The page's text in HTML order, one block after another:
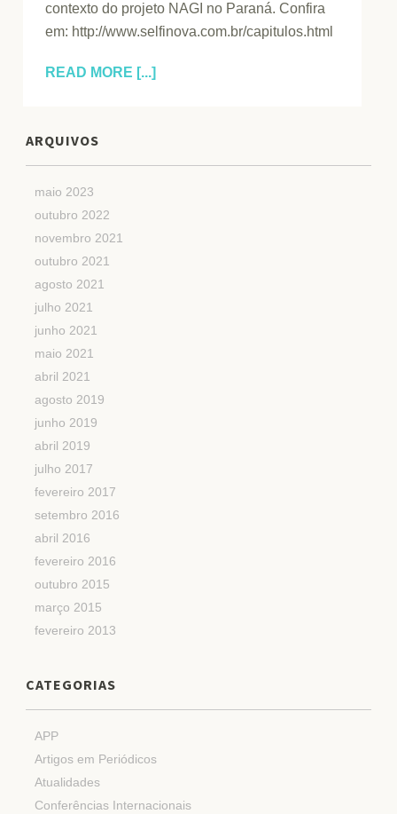
contexto do projeto NAGI no Paraná. Confira
em: http://www.selfinova.com.br/capitulos.html
READ MORE [...]
ARQUIVOS
maio 2023
outubro 2022
novembro 2021
outubro 2021
agosto 2021
julho 2021
junho 2021
maio 2021
abril 2021
agosto 2019
junho 2019
abril 2019
julho 2017
fevereiro 2017
setembro 2016
abril 2016
fevereiro 2016
outubro 2015
março 2015
fevereiro 2013
CATEGORIAS
APP
Artigos em Periódicos
Atualidades
Conferências Internacionais